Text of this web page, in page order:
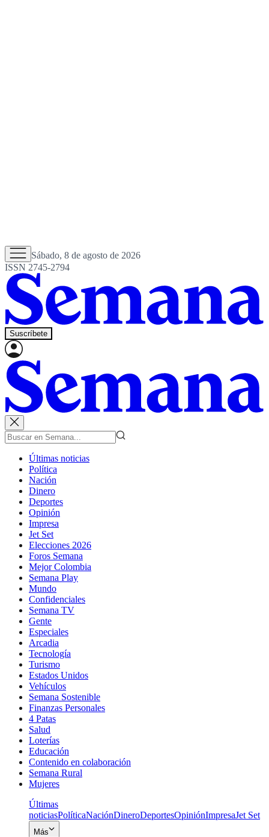
Sábado, 8 de agosto de 2026
ISSN 2745-2794
Suscríbete
Últimas noticias
Política
Nación
Dinero
Deportes
Opinión
Impresa
Jet Set
Elecciones 2026
Foros Semana
Mejor Colombia
Semana Play
Mundo
Confidenciales
Semana TV
Gente
Especiales
Arcadia
Tecnología
Turismo
Estados Unidos
Vehículos
Semana Sostenible
Finanzas Personales
4 Patas
Salud
Loterías
Educación
Contenido en colaboración
Semana Rural
Mujeres
Últimas
noticiasPolíticaNaciónDineroDeportesOpiniónImpresaJet Set
Más